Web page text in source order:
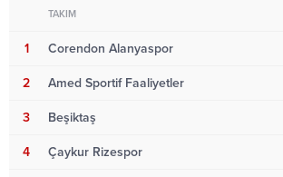
TAKIM
1 Corendon Alanyaspor
2 Amed Sportif Faaliyetler
3 Beşiktaş
4 Çaykur Rizespor